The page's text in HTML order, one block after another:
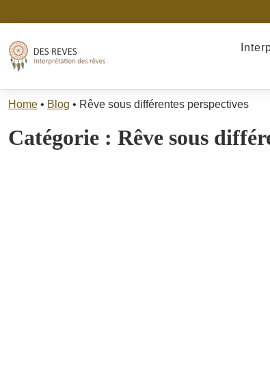
Home • Blog • Rêve sous différentes perspectives
Catégorie : Rêve sous